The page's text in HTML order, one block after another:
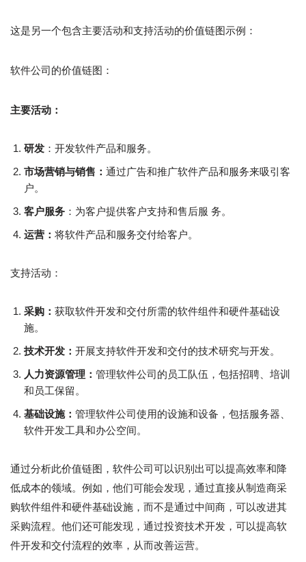
这是另一个包含主要活动和支持活动的价值链图示例：
软件公司的价值链图：
主要活动：
研发 ：开发软件产品和服务。
市场营销与销售： 通过广告和推广软件产品和服务来吸引客
户。
客户服务 ：为客户提供客户支持和售后服 务。
运营： 将软件产品和服务交付给客户。
支持活动：
采购： 获取软件开发和交付所需的软件组件和硬件基础设
施。
技术开发： 开展支持软件开发和交付的技术研究与开发。
人力资源管理： 管理软件公司的员工队伍，包括招聘、培训
和员工保留。
基础设施： 管理软件公司使用的设施和设备，包括服务器、
软件开发工具和办公空间。
通过分析此价值链图，软件公司可以识别出可以提高效率和降
低成本的领域。例如，他们可能会发现，通过直接从制造商采
购软件组件和硬件基础设施，而不是通过中间商，可以改进其
采购流程。他们还可能发现，通过投资技术开发，可以提高软
件开发和交付流程的效率，从而改善运营。